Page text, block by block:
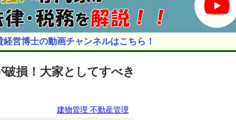
営博士の動画チャンネルはこちら！
損！大家としてすべき
建物管理 不動産管理